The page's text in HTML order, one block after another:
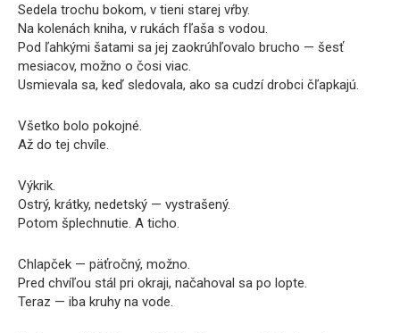
Sedela trochu bokom, v tieni starej vŕby.
Na kolenách kniha, v rukách fľaša s vodou.
Pod ľahkými šatami sa jej zaokrúhľovalo brucho — šesť
mesiacov, možno o čosi viac.
Usmievala sa, keď sledovala, ako sa cudzí drobci čľapkajú.
Všetko bolo pokojné.
Až do tej chvíle.
Výkrik.
Ostrý, krátky, nedetský — vystrašený.
Potom šplechnutie. A ticho.
Chlapček — päťročný, možno.
Pred chvíľou stál pri okraji, načahoval sa po lopte.
Teraz — iba kruhy na vode.